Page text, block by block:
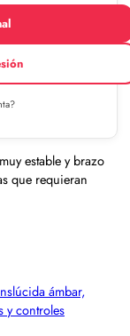
estable y brazo
que requieran